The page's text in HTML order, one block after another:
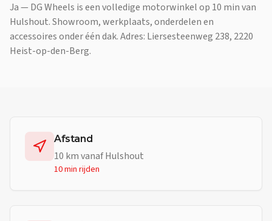
Ja — DG Wheels is een volledige motorwinkel op 10 min van
Hulshout. Showroom, werkplaats, onderdelen en
accessoires onder één dak. Adres: Liersesteenweg 238, 2220
Heist-op-den-Berg.
Afstand
10 km vanafHulshout
10 min rijden